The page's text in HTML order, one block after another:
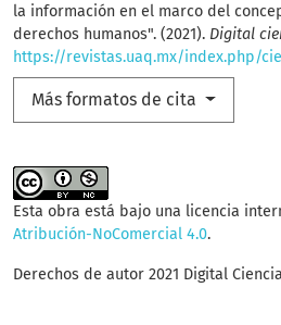
la información en el marco del
derechos humanos". (2021). Digital
https://revistas.uaq.mx/index.php/
Más formatos de cita
Esta obra está bajo una licencia
Atribución-NoComercial 4.0.
Derechos de autor 2021 Digital